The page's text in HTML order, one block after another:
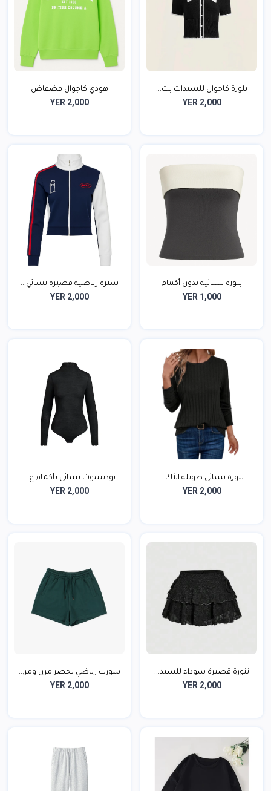
بلوزة كاجوال للسيدات بت...
YER 2,000
هودي كاجوال فضفاض
YER 2,000
بلوزة نسائية بدون أكمام
YER 1,000
سترة رياضية قصيرة نسائي...
YER 2,000
بلوزة نسائي طويلة الأك...
YER 2,000
بوديسوت نسائي بأكمام ع...
YER 2,000
تنورة قصيرة سوداء للسيد...
YER 2,000
شورت رياضي بخصر مرن ومر...
YER 2,000